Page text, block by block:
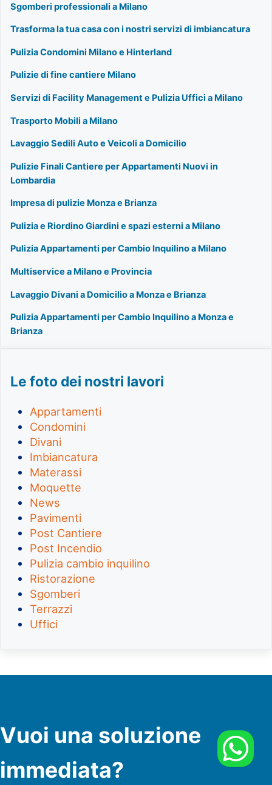
Sgomberi professionali a Milano
Trasforma la tua casa con i nostri servizi di imbiancatura
Pulizia Condomini Milano e Hinterland
Pulizie di fine cantiere Milano
Servizi di Facility Management e Pulizia Uffici a Milano
Trasporto Mobili a Milano
Lavaggio Sedili Auto e Veicoli a Domicilio
Pulizie Finali Cantiere per Appartamenti Nuovi in
Lombardia
Impresa di pulizie Monza e Brianza
Pulizia e Riordino Giardini e spazi esterni a Milano
Pulizia Appartamenti per Cambio Inquilino a Milano
Multiservice a Milano e Provincia
Lavaggio Divani a Domicilio a Monza e Brianza
Pulizia Appartamenti per Cambio Inquilino a Monza e
Brianza
Le foto dei nostri lavori
Appartamenti
Condomini
Divani
Imbiancatura
Materassi
Moquette
News
Pavimenti
Post Cantiere
Post Incendio
Pulizia cambio inquilino
Ristorazione
Sgomberi
Terrazzi
Uffici
Vuoi una soluzione
immediata?